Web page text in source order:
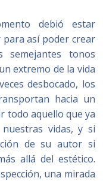
debió estar
así poder crear
semejantes tonos
extremo de la vida
desbocado, los
hacia un
todo aquello que ya
vidas, y si
de su autor si
allá del estético.
una mirada